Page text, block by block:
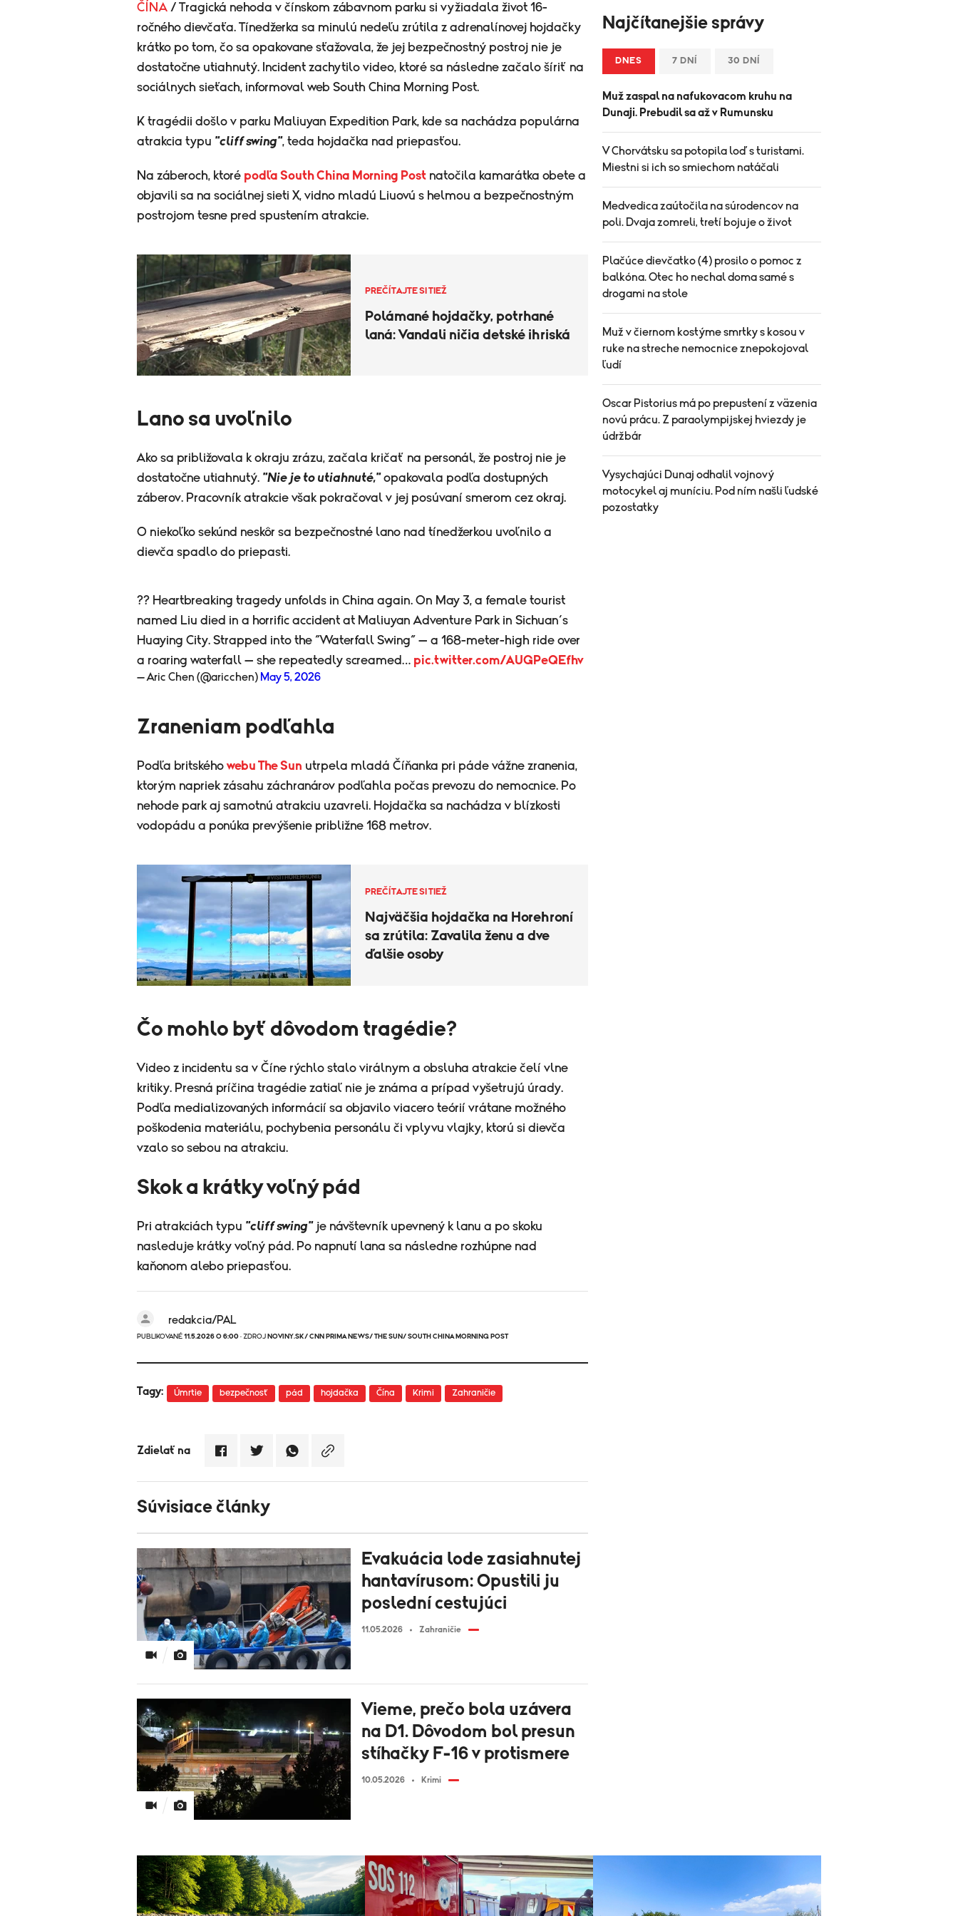
ČÍNA / Tragická nehoda v čínskom zábavnom parku si vyžiadala život 16-
ročného dievčaťa. Tínedžerka sa minulú nedeľu zrútila z adrenalínovej hojdačky
krátko po tom, čo sa opakovane sťažovala, že jej bezpečnostný postroj nie je
dostatočne utiahnutý. Incident zachytilo video, ktoré sa následne začalo šíriť na
sociálnych sieťach, informoval web South China Morning Post.
K tragédii došlo v parku Maliuyan Expedition Park, kde sa nachádza populárna
atrakcia typu "cliff swing", teda hojdačka nad priepasťou.
Na záberoch, ktoré podľa South China Morning Post natočila kamarátka obete a
objavili sa na sociálnej sieti X, vidno mladú Liuovú s helmou a bezpečnostným
postrojom tesne pred spustením atrakcie.
PREČÍTAJTE SI TIEŽ
Polámané hojdačky, potrhané
laná: Vandali ničia detské ihriská
Lano sa uvoľnilo
Ako sa približovala k okraju zrázu, začala kričať na personál, že postroj nie je
dostatočne utiahnutý. "Nie je to utiahnuté,"opakovala podľa dostupných
záberov. Pracovník atrakcie však pokračoval v jej posúvaní smerom cez okraj.
O niekoľko sekúnd neskôr sa bezpečnostné lano nad tínedžerkou uvoľnilo a
dievča spadlo do priepasti.
?? Heartbreaking tragedy unfolds in China again. On May 3, a female tourist
named Liu died in a horrific accident at Maliuyan Adventure Park in Sichuan’s
Huaying City. Strapped into the “Waterfall Swing” — a 168-meter-high ride over
a roaring waterfall — she repeatedly screamed… pic.twitter.com/AUGPeQEfhv
— Aric Chen (@aricchen) May 5, 2026
Zraneniam podľahla
Podľa britského webu The Sun utrpela mladá Číňanka pri páde vážne zranenia,
ktorým napriek zásahu záchranárov podľahla počas prevozu do nemocnice. Po
nehode park aj samotnú atrakciu uzavreli. Hojdačka sa nachádza v blízkosti
vodopádu a ponúka prevýšenie približne 168 metrov.
PREČÍTAJTE SI TIEŽ
Najväčšia hojdačka na Horehroní
sa zrútila: Zavalila ženu a dve
ďalšie osoby
Čo mohlo byť dôvodom tragédie?
Video z incidentu sa v Číne rýchlo stalo virálnym a obsluha atrakcie čelí vlne
kritiky. Presná príčina tragédie zatiaľ nie je známa a prípad vyšetrujú úrady.
Podľa medializovaných informácií sa objavilo viacero teórií vrátane možného
poškodenia materiálu, pochybenia personálu či vplyvu vlajky, ktorú si dievča
vzalo so sebou na atrakciu.
Skok a krátky voľný pád
Pri atrakciách typu "cliff swing"je návštevník upevnený k lanu a po skoku
nasleduje krátky voľný pád. Po napnutí lana sa následne rozhúpne nad
kaňonom alebo priepasťou.
redakcia/PAL
PUBLIKOVANÉ 11.5.2026 O 6:00 · ZDROJ NOVINY.SK/ CNN PRIMA NEWS/ THE SUN/ SOUTH CHINA MORNING POST
Tagy: Úmrtie bezpečnosť pád hojdačka Čína Krimi Zahraničie
Zdielať na
Súvisiace články
Evakuácia lode zasiahnutej
hantavírusom: Opustili ju
poslední cestujúci
11.05.2026 Zahraničie
Vieme, prečo bola uzávera
na D1. Dôvodom bol presun
stíhačky F-16 v protismere
10.05.2026 Krimi
Najčítanejšie správy
DNES 7 DNÍ 30 DNÍ
Muž zaspal na nafukovacom kruhu na
Dunaji. Prebudil sa až v Rumunsku
V Chorvátsku sa potopila loď s turistami.
Miestni si ich so smiechom natáčali
Medvedica zaútočila na súrodencov na
poli. Dvaja zomreli, tretí bojuje o život
Plačúce dievčatko (4) prosilo o pomoc z
balkóna. Otec ho nechal doma samé s
drogami na stole
Muž v čiernom kostýme smrtky s kosou v
ruke na streche nemocnice znepokojoval
ľudí
Oscar Pistorius má po prepustení z väzenia
novú prácu. Z paraolympijskej hviezdy je
údržbár
Vysychajúci Dunaj odhalil vojnový
motocykel aj muníciu. Pod ním našli ľudské
pozostatky